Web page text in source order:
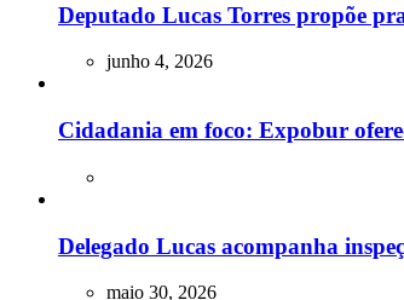
Deputado Lucas Torres propõe
junho 4, 2026
Cidadania em foco: Expobur
Delegado Lucas acompanha
maio 30, 2026